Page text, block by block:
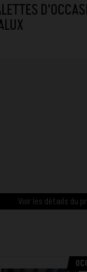
Voir les détails du